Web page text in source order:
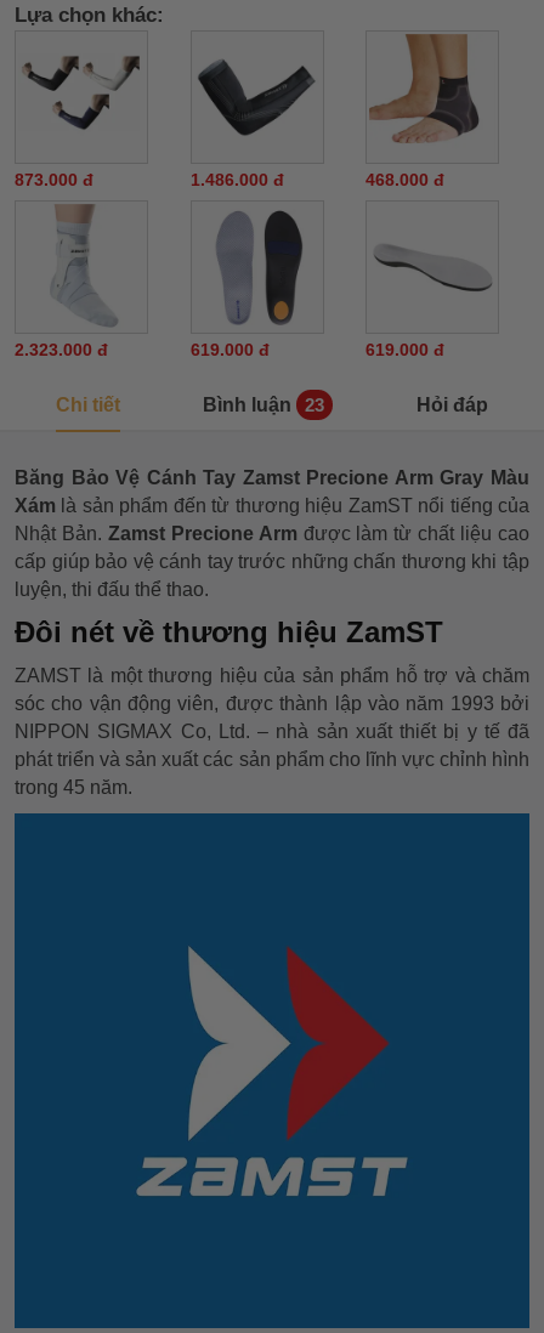
Lựa chọn khác:
873.000 đ 1.486.000 đ 468.000 đ
2.323.000 đ 619.000 đ 619.000 đ
Chi tiết Bình luận 23 Hỏi đáp
Băng Bảo Vệ Cánh Tay Zamst Precione Arm Gray Màu
Xám là sản phẩm đến từ thương hiệu ZamST nổi tiếng của
Nhật Bản. Zamst Precione Arm được làm từ chất liệu cao
cấp giúp bảo vệ cánh tay trước những chấn thương khi tập
luyện, thi đấu thể thao.
Đôi nét về thương hiệu ZamST
ZAMST là một thương hiệu của sản phẩm hỗ trợ và chăm
sóc cho vận động viên, được thành lập vào năm 1993 bởi
NIPPON SIGMAX Co, Ltd. – nhà sản xuất thiết bị y tế đã
phát triển và sản xuất các sản phẩm cho lĩnh vực chỉnh hình
trong 45 năm.